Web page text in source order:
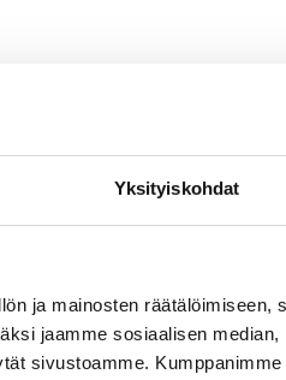
Yksityiskohdat
ja mainosten räätälöimiseen,
jaamme sosiaalisen
sivustoamme.